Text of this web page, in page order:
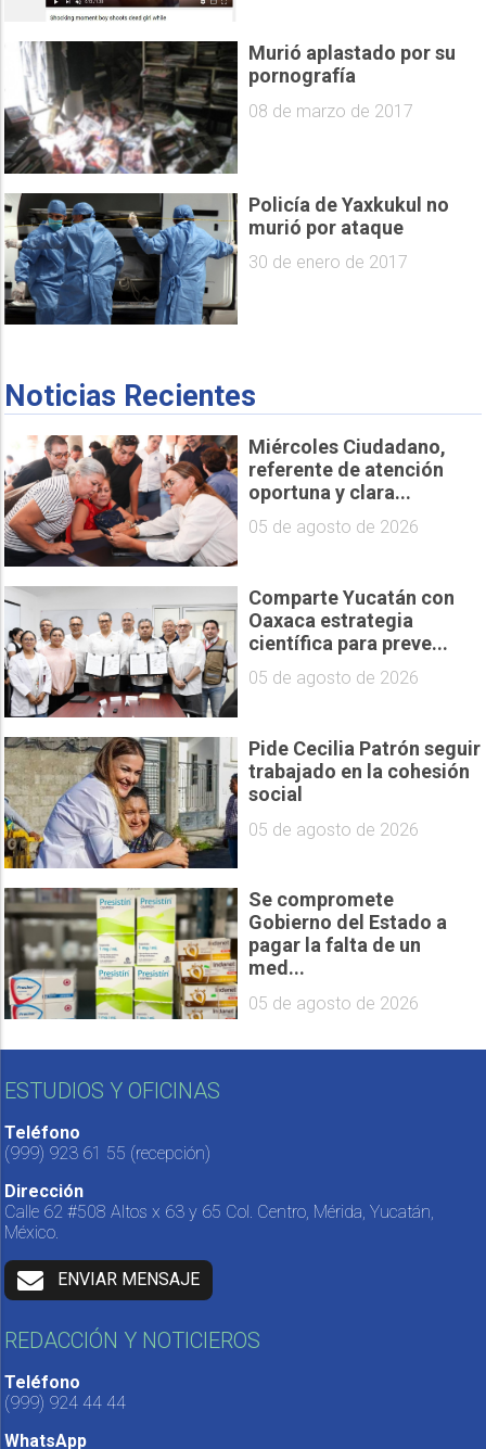
Murió aplastado por su
pornografía
08 de marzo de 2017
Policía de Yaxkukul no
murió por ataque
30 de enero de 2017
Noticias Recientes
Miércoles Ciudadano,
referente de atención
oportuna y clara...
05 de agosto de 2026
Comparte Yucatán con
Oaxaca estrategia
científica para preve...
05 de agosto de 2026
Pide Cecilia Patrón seguir
trabajado en la cohesión
social
05 de agosto de 2026
Se compromete
Gobierno del Estado a
pagar la falta de un
med...
05 de agosto de 2026
ESTUDIOS Y OFICINAS
Teléfono
(999) 923 61 55 (recepción)
Dirección
Calle 62 #508 Altos x 63 y 65 Col. Centro, Mérida, Yucatán,
México.
ENVIAR MENSAJE
REDACCIÓN Y NOTICIEROS
Teléfono
(999) 924 44 44
WhatsApp